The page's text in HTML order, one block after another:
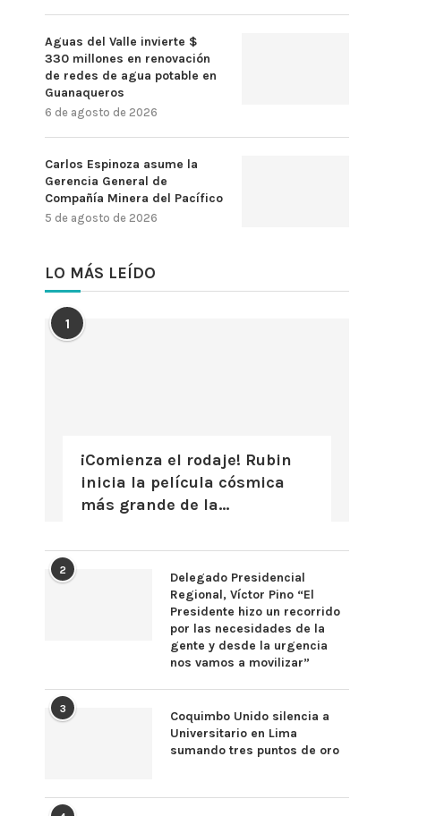
Aguas del Valle invierte $
330 millones en renovación
de redes de agua potable en
Guanaqueros
6 de agosto de 2026
Carlos Espinoza asume la
Gerencia General de
Compañía Minera del Pacífico
5 de agosto de 2026
LO MÁS LEÍDO
1
¡Comienza el rodaje! Rubin
inicia la película cósmica
más grande de la...
2
Delegado Presidencial
Regional, Víctor Pino “El
Presidente hizo un recorrido
por las necesidades de la
gente y desde la urgencia
nos vamos a movilizar”
3
Coquimbo Unido silencia a
Universitario en Lima
sumando tres puntos de oro